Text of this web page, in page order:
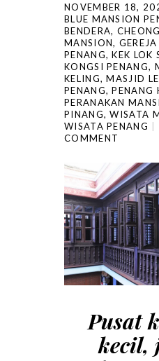
NOVEMBER 18,
BLUE MANSION
BENDERA,
MANSION,
PENANG,KEK LOK
KONGSI PENANG,
KELING,MASJID
PENANG,PENANG
PERANAKAN
PINANG,WISATA
WISATA PENANG
COMMENT
Pusat
kecil,